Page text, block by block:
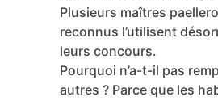
bien que Bomba.
Le résultat est assez
pouvoir d’absorption de
résistance à la cuisson
aux types traditionnels,